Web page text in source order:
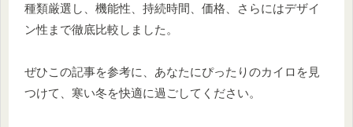
種類厳選し、機能性、持続時間、価格、さらにはデザイ
ン性まで徹底比較しました。
ぜひこの記事を参考に、あなたにぴったりのカイロを見
つけて、寒い冬を快適に過ごしてください。